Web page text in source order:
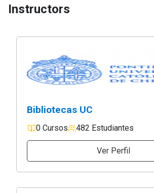
Instructors
Bibliotecas UC
0 Cursos 482 Estudiantes
Ver Perfil